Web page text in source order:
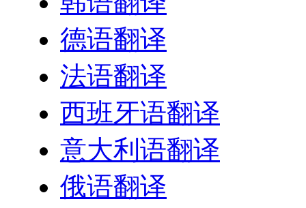
德语翻译
法语翻译
西班牙语翻译
意大利语翻译
俄语翻译